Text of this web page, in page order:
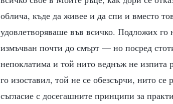
облича, къде да живее и да спи и вместо
удовлетворяваше във всичко. Подложих
измъчван почти до смърт — но посред
непоклатима и той нито веднъж не изпита
го изоставил, той не се обезсърчи, нито
съгласие с досегашните принципи за